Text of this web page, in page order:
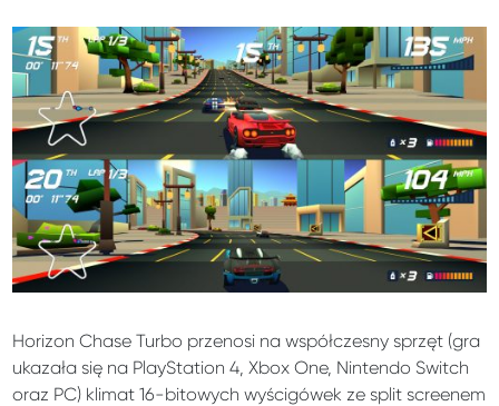
Horizon Chase Turbo przenosi na współczesny sprzęt (gra
ukazała się na PlayStation 4, Xbox One, Nintendo Switch
oraz PC) klimat 16-bitowych wyścigówek ze split screenem